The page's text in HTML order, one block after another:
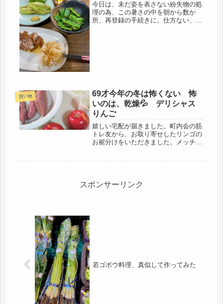
今日は、未だ姿を表さない紛失物の処
理の為、この暑さの中を朝から数か
所、再登録の手続きに。仕方ない、自
買い物
69才今年の冬は怖くない 怖
いのは、乾燥💦 デリシャス
りんご
嬉しい宅配が届きました。町内会の筋
トレ友から、お取り寄せしたリンゴの
お裾分けをいただきました。メッチ
サツ...
スポンサーリンク
若ゴボウ料理、真似して作ってみた